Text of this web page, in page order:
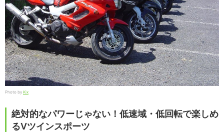
Photo by Kix
絶対的なパワーじゃない！低速域・低回転で楽しめ
るVツインスポーツ